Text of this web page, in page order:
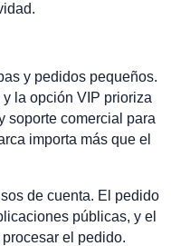
y pedidos pequeños.
la opción VIP prioriza
soporte comercial para
importa más que el
de cuenta. El pedido
públicas, y el
el pedido.